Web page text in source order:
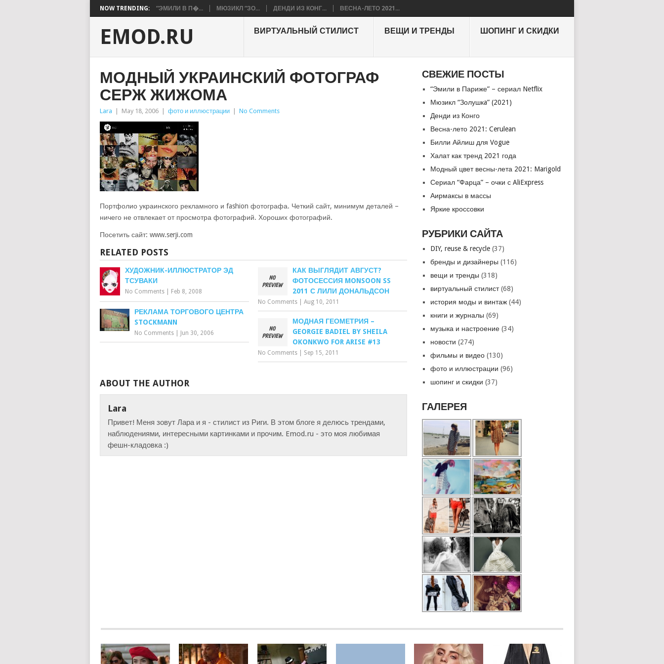
NOW TRENDING: “ЭМИЛИ В П�... МЮЗИКЛ “ЗО... ДЕНДИ ИЗ КОНГ... ВЕСНА-ЛЕТО 2021...
EMOD.RU ВИРТУАЛЬНЫЙ СТИЛИСТ ВЕЩИ И ТРЕНДЫ ШОПИНГ И СКИДКИ
МОДНЫЙ УКРАИНСКИЙ ФОТОГРАФ
СЕРЖ ЖИЖОМА
Lara May 18, 2006 фото и иллюстрации No Comments
Портфолио украинского рекламного и fashion фотографа. Четкий сайт, минимум деталей –
ничего не отвлекает от просмотра фотографий. Хороших фотографий.
Посетить сайт: www.serji.com
RELATED POSTS
ХУДОЖНИК-ИЛЛЮСТРАТОР ЭД
ТСУВАКИ
No Comments Feb 8, 2008
КАК ВЫГЛЯДИТ АВГУСТ?
ФОТОСЕССИЯ MONSOON SS
2011 С ЛИЛИ ДОНАЛЬДСОН
No Comments |Aug 10, 2011
РЕКЛАМА ТОРГОВОГО ЦЕНТРА
STOCKMANN
No Comments Jun 30, 2006
МОДНАЯ ГЕОМЕТРИЯ –
GEORGIE BADIEL BY SHEILA
OKONKWO FOR ARISE #13
No Comments Sep 15, 2011
ABOUT THE AUTHOR
Lara
Привет! Меня зовут Лара и я - стилист из Риги. В этом блоге я делюсь трендами,
наблюдениями, интересными картинками и прочим. Emod.ru - это моя любимая
фешн-кладовка :)
СВЕЖИЕ ПОСТЫ
“Эмили в Париже” – сериал Netflix
Мюзикл “Золушкa” (2021)
Денди из Конго
Весна-лето 2021: Cerulean
Билли Айлиш для Vogue
Халат как тренд 2021 года
Модный цвет весны-лета 2021: Marigold
Сериал “Фарца” – очки с AliExpress
Аирмаксы в массы
Яркие кроссовки
РУБРИКИ САЙТА
DIY, reuse & recycle (37)
бренды и дизайнеры (116)
вещи и тренды (318)
виртуальный стилист(68)
история моды и винтаж (44)
книги и журналы (69)
музыка и настроение (34)
новости (274)
фильмы и видео (130)
фото и иллюстрации (96)
шопинг и скидки (37)
ГАЛЕРЕЯ